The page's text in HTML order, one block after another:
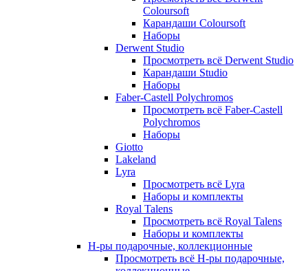
Coloursoft
Карандаши Coloursoft
Наборы
Derwent Studio
Просмотреть всё Derwent Studio
Карандаши Studio
Наборы
Faber-Castell Polychromos
Просмотреть всё Faber-Castell
Polychromos
Наборы
Giotto
Lakeland
Lyra
Просмотреть всё Lyra
Наборы и комплекты
Royal Talens
Просмотреть всё Royal Talens
Наборы и комплекты
Н-ры подарочные, коллекционные
Просмотреть всё Н-ры подарочные,